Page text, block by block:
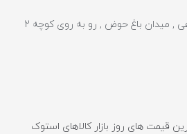
فارس - شیراز - بلوار زرهی , میدان باغ حوض , رو به روی کوچه 2
قیمت های روز بازار کالاهای استوک